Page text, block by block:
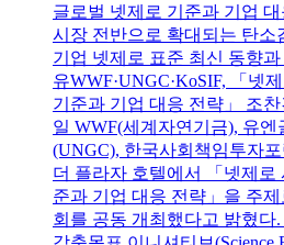
글로벌 넷제로 기준과 기업
시장 전반으로 확대되는 탄소
기업 넷제로 표준 최신 동향
유WWF·UNGC·KoSIF, 「넷
기준과 기업 대응 전략」 조
일 WWF(세계자연기금), 유엔
(UNGC), 한국사회책임투자
더 플라자 호텔에서 「넷제로
준과 기업 대응 전략」을 주
회를 공동 개최했다고 밝혔다